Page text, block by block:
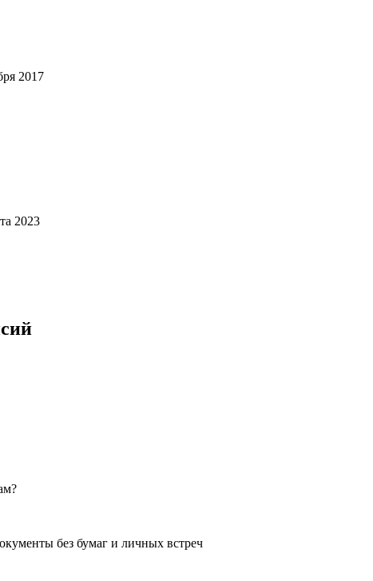
2017
2023
без бумаг и личных встреч